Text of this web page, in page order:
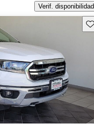
Verif. disponibilidad